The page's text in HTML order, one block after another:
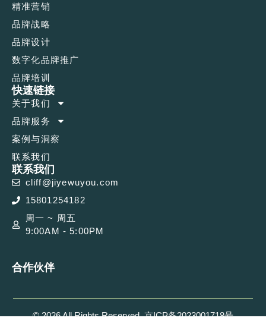
精准营销
品牌战略
品牌设计
数字化品牌推广
品牌培训
快速链接
关于我们
品牌服务
案例与洞察
联系我们
联系我们
cliff@jiyewuyou.com
15801254182
周一 ~ 周五
9:00AM - 5:00PM
合作伙伴
© 2026 All Rights Reserved. 京ICP备2023001718号